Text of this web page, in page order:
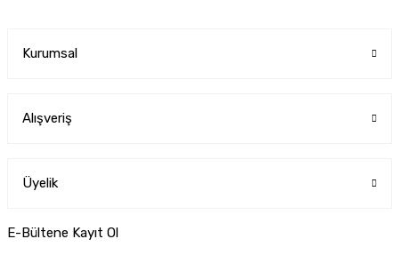
Kurumsal
Alışveriş
Üyelik
E-Bültene Kayıt Ol